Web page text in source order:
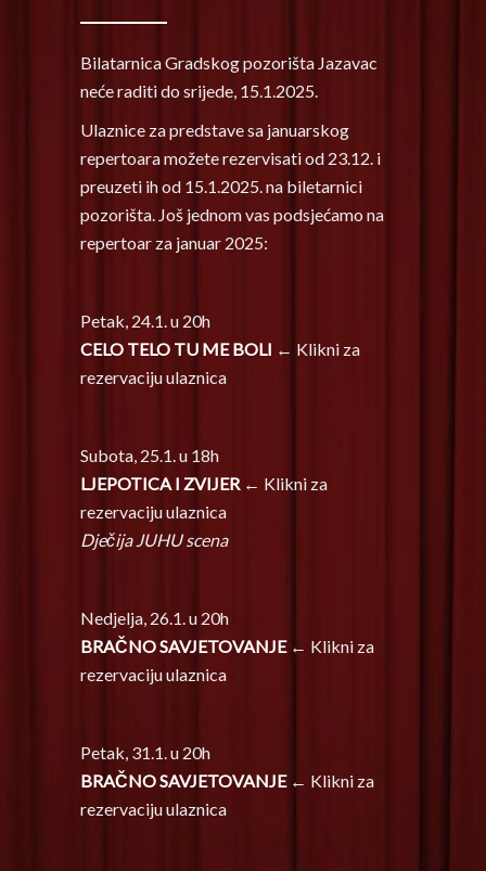
Bilatarnica Gradskog pozorišta Jazavac
neće raditi do srijede, 15.1.2025.
Ulaznice za predstave sa januarskog
repertoara možete rezervisati od 23.12. i
preuzeti ih od 15.1.2025. na biletarnici
pozorišta. Još jednom vas podsjećamo na
repertoar za januar 2025:
Petak, 24.1. u 20h
CELO TELO TU ME BOLI ← Klikni za
rezervaciju ulaznica
Subota, 25.1. u 18h
LJEPOTICA I ZVIJER← Klikni za
rezervaciju ulaznica
Dječija JUHU scena
Nedjelja, 26.1. u 20h
BRAČNO SAVJETOVANJE← Klikni za
rezervaciju ulaznica
Petak, 31.1. u 20h
BRAČNO SAVJETOVANJE← Klikni za
rezervaciju ulaznica